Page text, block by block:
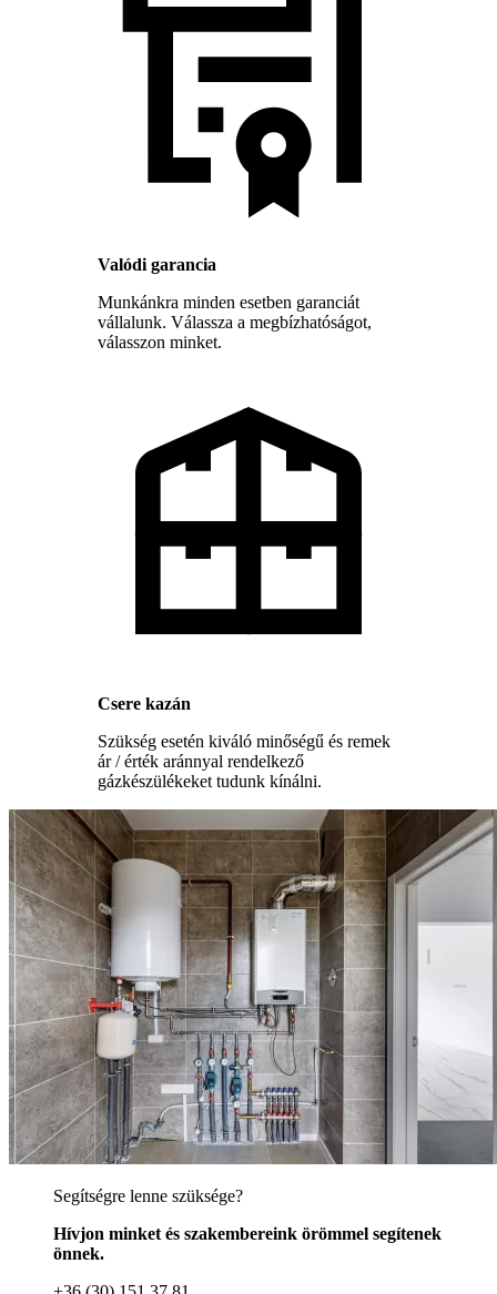
Valódi garancia
Munkánkra minden esetben garanciát
vállalunk. Válassza a megbízhatóságot,
válasszon minket.
Csere kazán
Szükség esetén kiváló minőségű és remek
ár / érték aránnyal rendelkező
gázkészülékeket tudunk kínálni.
Segítségre lenne szüksége?
Hívjon minket és szakembereink örömmel segítenek
önnek.